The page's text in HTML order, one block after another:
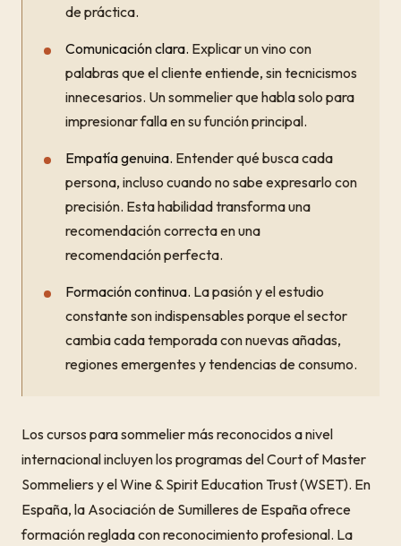
de práctica.
Comunicación clara. Explicar un vino con
palabras que el cliente entiende, sin tecnicismos
innecesarios. Un sommelier que habla solo para
impresionar falla en su función principal.
Empatía genuina. Entender qué busca cada
persona, incluso cuando no sabe expresarlo con
precisión. Esta habilidad transforma una
recomendación correcta en una
recomendación perfecta.
Formación continua. La pasión y el estudio
constante son indispensables porque el sector
cambia cada temporada con nuevas añadas,
regiones emergentes y tendencias de consumo.
Los cursos para sommelier más reconocidos a nivel
internacional incluyen los programas del Court of Master
Sommeliers y el Wine & Spirit Education Trust (WSET). En
España, la Asociación de Sumilleres de España ofrece
formación reglada con reconocimiento profesional. La